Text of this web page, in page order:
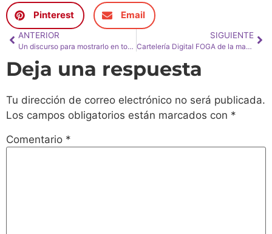
Pinterest Email
ANTERIOR
Un discurso para mostrarlo en todas las escuelas, incluso las de Cine
SIGUIENTE
Cartelería Digital FOGA de la mano de Samsung
Deja una respuesta
Tu dirección de correo electrónico no será publicada.
Los campos obligatorios están marcados con *
Comentario *